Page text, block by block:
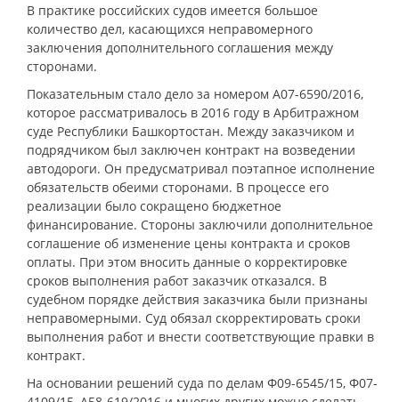
В практике российских судов имеется большое
количество дел, касающихся неправомерного
заключения дополнительного соглашения между
сторонами.
Показательным стало дело за номером А07-6590/2016,
которое рассматривалось в 2016 году в Арбитражном
суде Республики Башкортостан. Между заказчиком и
подрядчиком был заключен контракт на возведении
автодороги. Он предусматривал поэтапное исполнение
обязательств обеими сторонами. В процессе его
реализации было сокращено бюджетное
финансирование. Стороны заключили дополнительное
соглашение об изменение цены контракта и сроков
оплаты. При этом вносить данные о корректировке
сроков выполнения работ заказчик отказался. В
судебном порядке действия заказчика были признаны
неправомерными. Суд обязал скорректировать сроки
выполнения работ и внести соответствующие правки в
контракт.
На основании решений суда по делам Ф09-6545/15, Ф07-